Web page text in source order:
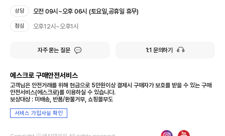
상담 오전 09시~오후 06시 (토요일,공휴일 휴무)
점심 오후12시~오후1시
자주 묻는 질문 1:1 문의하기
에스크로 구매안전서비스
고객님은 안전거래를 위해 현금으로 5만원이상 결제시 구매자가 보호를 받을 수 있는 구매
안전서비스(에스크로)를 이용하실 수 있습니다.
보상대상 : 미배송, 반품/환불거부, 쇼핑몰부도
서비스 가입사실 확인